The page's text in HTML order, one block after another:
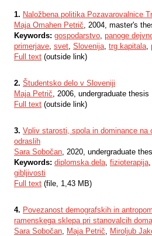
1. Naložbena politika Pozavarovalnice
Maja Omahen Petrič, 2004, master's
Keywords: gospodarstvo, panoge
primerjave, svet, Slovenija, trg kapitala,
Full text (outside link)
2. Študentsko delo v Sloveniji
Maja Petrič, 2006, undergraduate thesis
Full text (outside link)
3. Vpliv starosti, spola in dominance na
odraslih
Sara Sobočan, 2020, undergraduate
Keywords: diplomska dela, fizioterapija
gibljivosti
Full text (file, 1,43 MB)
4. Povezanost demografskih in
ramenskega sklepa pri stanovalcih
Sara Sobočan, Maja Petrič, Miroljub